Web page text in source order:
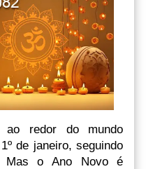
ao redor do mundo
de janeiro, seguindo
Mas o Ano Novo é